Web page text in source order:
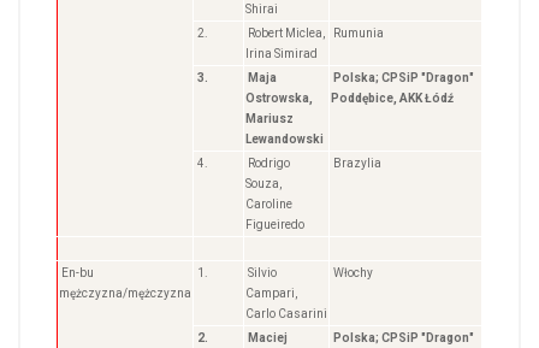
Shirai
2.
Robert Miclea,
Irina Simirad
Rumunia
3.
Maja
Ostrowska,
Mariusz
Lewandowski
Polska; CPSiP "Dragon"
Poddębice, AKK Łódź
4.
Rodrigo
Souza,
Caroline
Figueiredo
Brazylia
En-bu
mężczyzna/mężczyzna
1.
Silvio
Campari,
Carlo Casarini
Włochy
2. Maciej Polska; CPSiP "Dragon"